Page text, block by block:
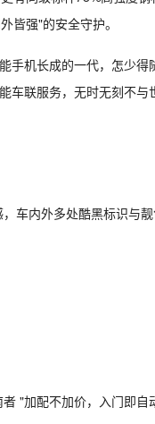
皆强"的安全守护。
手机长成的一代，怎少得
联服务，无时无刻不与
车内外多处酷黑标识与
"加配不加价，入门即